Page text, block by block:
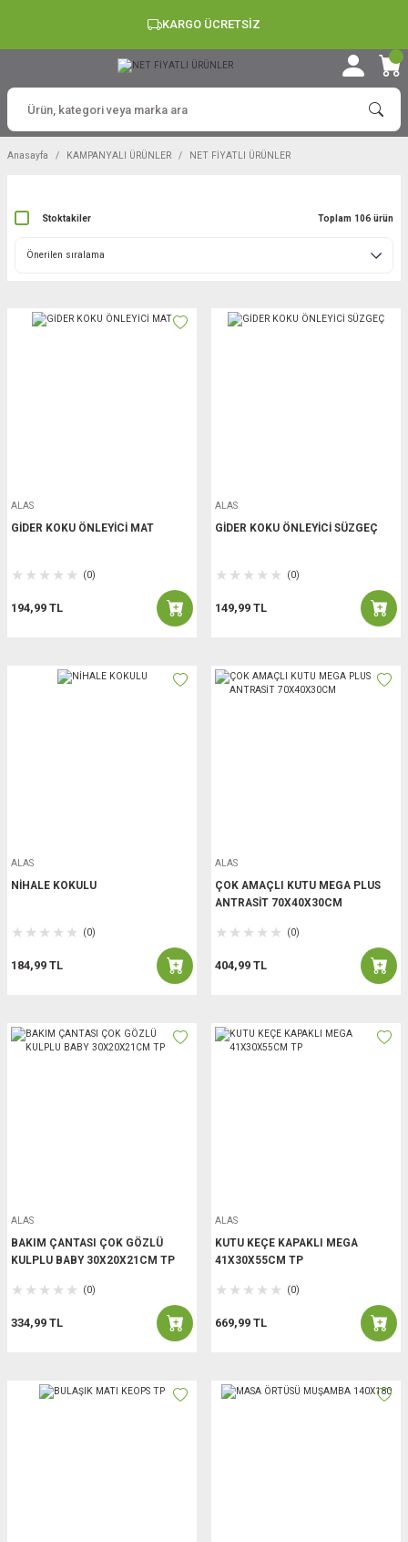
KARGO ÜCRETSİZ
Anasayfa KAMPANYALI ÜRÜNLER NET FİYATLI ÜRÜNLER
Stoktakiler Toplam 106 ürün
ALAS
GİDER KOKU ÖNLEYİCİ MAT
(0)
194,99 TL
ALAS
GİDER KOKU ÖNLEYİCİ SÜZGEÇ
(0)
149,99 TL
ALAS
NİHALE KOKULU
(0)
184,99 TL
ALAS
ÇOK AMAÇLI KUTU MEGA PLUS
ANTRASİT 70X40X30CM
(0)
404,99 TL
ALAS
BAKIM ÇANTASI ÇOK GÖZLÜ
KULPLU BABY 30X20X21CM TP
(0)
334,99 TL
ALAS
KUTU KEÇE KAPAKLI MEGA
41X30X55CM TP
(0)
669,99 TL